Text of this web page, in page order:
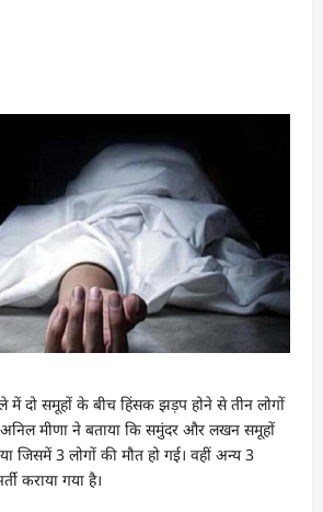
में दो समूहों के बीच हिंसक झड़प होने से तीन लोगों
अनिल मीणा ने बताया कि समुंदर और लखन समूहों
जिसमें 3 लोगों की मौत हो गई। वहीं अन्य 3
कराया गया है।